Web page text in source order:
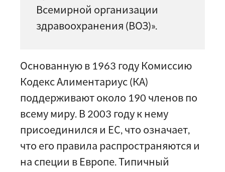
Всемирной организации
здравоохранения (ВОЗ)».
Основанную в 1963 году Комиссию
Кодекс Алиментариус (КА)
поддерживают около 190 членов по
всему миру. В 2003 году к нему
присоединился и ЕС, что означает,
что его правила распространяются и
на специи в Европе. Типичный